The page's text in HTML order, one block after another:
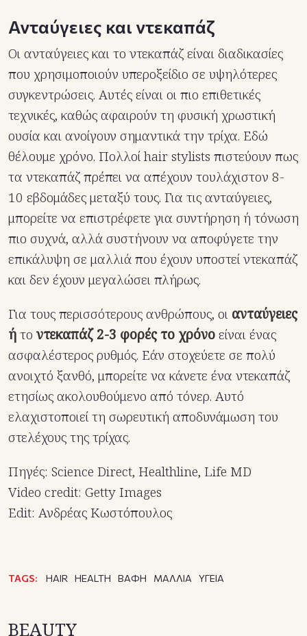
Ανταύγειες και ντεκαπάζ
Οι ανταύγειες και το ντεκαπάζ είναι διαδικασίες
που χρησιμοποιούν υπεροξείδιο σε υψηλότερες
συγκεντρώσεις. Αυτές είναι οι πιο επιθετικές
τεχνικές, καθώς αφαιρούν τη φυσική χρωστική
ουσία και ανοίγουν σημαντικά την τρίχα. Εδώ
θέλουμε χρόνο. Πολλοί hair stylists πιστεύουν πως
τα ντεκαπάζ πρέπει να απέχουν τουλάχιστον 8-
10 εβδομάδες μεταξύ τους. Για τις ανταύγειες,
μπορείτε να επιστρέφετε για συντήρηση ή τόνωση
πιο συχνά, αλλά συστήνουν να αποφύγετε την
επικάλυψη σε μαλλιά που έχουν υποστεί ντεκαπάζ
και δεν έχουν μεγαλώσει πλήρως.
Για τους περισσότερους ανθρώπους, οι ανταύγειες
ήτοντεκαπάζ 2-3 φορές το χρόνοείναι ένας
ασφαλέστερος ρυθμός. Εάν στοχεύετε σε πολύ
ανοιχτό ξανθό, μπορείτε να κάνετε ένα ντεκαπάζ
ετησίως ακολουθούμενο από τόνερ. Αυτό
ελαχιστοποιεί τη σωρευτική αποδυνάμωση του
στελέχους της τρίχας.
Πηγές: Science Direct, Healthline, Life MD
Video credit: Getty Images
Edit: Ανδρέας Κωστόπουλος
TAGS: HAIR HEALTH ΒΑΦΗ ΜΑΛΛΙΑ ΥΓΕΙΑ
BEAUTY